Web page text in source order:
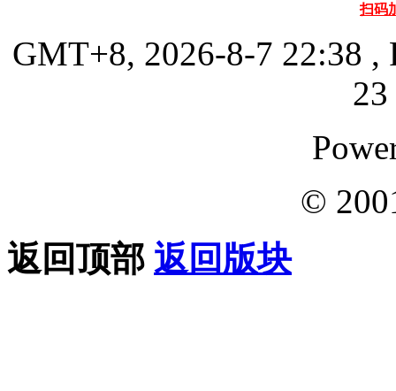
扫码
GMT+8, 2026-8-7 22:38 ,
23
©
返回顶部 返回版块